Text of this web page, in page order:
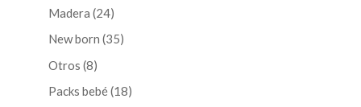
Madera 2424
productos
New born 3535
Otros 88
productos
Packs bebé 1818